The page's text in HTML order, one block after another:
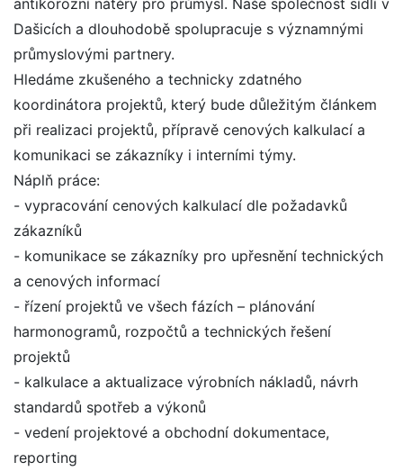
antikorozní nátěry pro průmysl. Naše společnost sídlí v
Dašicích a dlouhodobě spolupracuje s významnými
průmyslovými partnery.
Hledáme zkušeného a technicky zdatného
koordinátora projektů, který bude důležitým článkem
při realizaci projektů, přípravě cenových kalkulací a
komunikaci se zákazníky i interními týmy.
Náplň práce:
- vypracování cenových kalkulací dle požadavků
zákazníků
- komunikace se zákazníky pro upřesnění technických
a cenových informací
- řízení projektů ve všech fázích – plánování
harmonogramů, rozpočtů a technických řešení
projektů
- kalkulace a aktualizace výrobních nákladů, návrh
standardů spotřeb a výkonů
- vedení projektové a obchodní dokumentace,
reporting